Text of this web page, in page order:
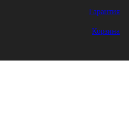
Гарантия
Корзина